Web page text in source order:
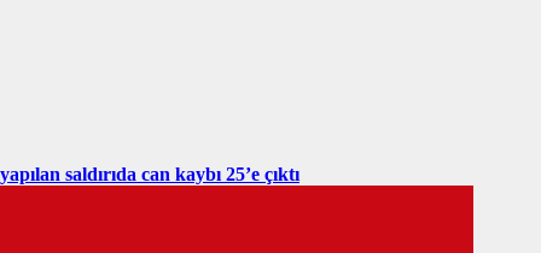
saldırıda can kaybı 25’e çıktı